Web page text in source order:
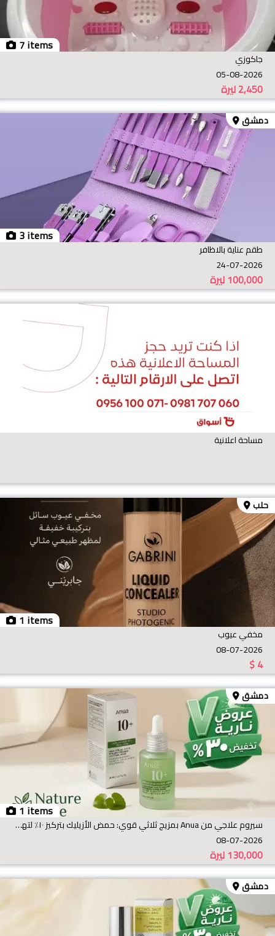
7 items
جاكوزي
05-08-2026
ليرة2,450
3 items
دمشق
طقم عناية بالاظافر
24-07-2026
ليرة100,000
مساحة اعلانية
1 items
حلب
مخفي عيوب
08-07-2026
$4
1 items
دمشق
سيروم علاجي من Anua بمزيج ثلاثي قوي: حمض الأزيليك بتركيز ١٠٪ لتهدئة الاحمرار والتحكم بالحبوب، حمض ال
08-07-2026
ليرة130,000
دمشق